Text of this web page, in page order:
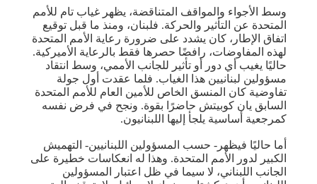
وسط الأجواء والمواقف المتناقضة، يظهر غياب تام للأمم
المتحدة عن التأثير والحركة. فلبنان، ومنذ ما قبل توقيع
اتفاق الإطار، كان يشدد على ضرورة رعاية الأمم المتحدة
لهذه المفاوضات، رافضًا حصرها فقط بالرعاية الأميركية.
حاليًا يغيب أي دور أو تأثير للجانب الأممي، وسط انتقاد
مسؤولين لبنانيين هذا الغياب. فلما عقدت أول جولة
تفاوضية كان المنسق الخاص للأمين العام للأمم المتحدة
السابق يان كوبيتش حاضرًا بقوة. ونجح في فرض نفسه
كمرجعية أساسية يلجأ إليها اللبنانيون.
أما حاليًا فيظهر- حسب المسؤولين اللبنانيين- التهميش
الكبير لدور الأمم المتحدة. وهذا له انعكاسات خطيرة على
الجانب اللبناني، لا سيما في ظل اعتبار المسؤولين